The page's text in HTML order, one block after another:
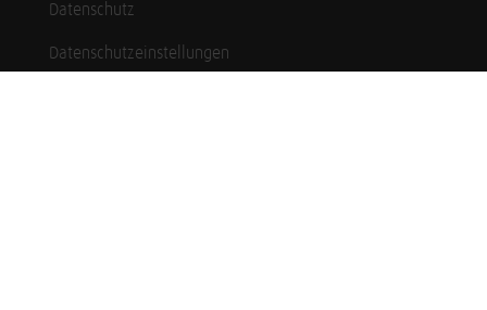
Datenschutz
Datenschutzeinstellungen